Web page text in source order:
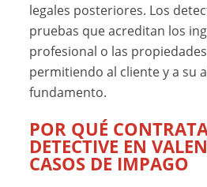
legales posteriores. Los
pruebas que acreditan los
profesional o las
permitiendo al cliente y a su
fundamento.
POR QUÉ
DETECTIVE EN
CASOS DE IMPAGO